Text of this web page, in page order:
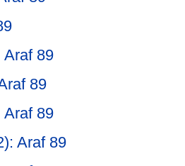
Araf 89
89
Araf 89
Araf 89